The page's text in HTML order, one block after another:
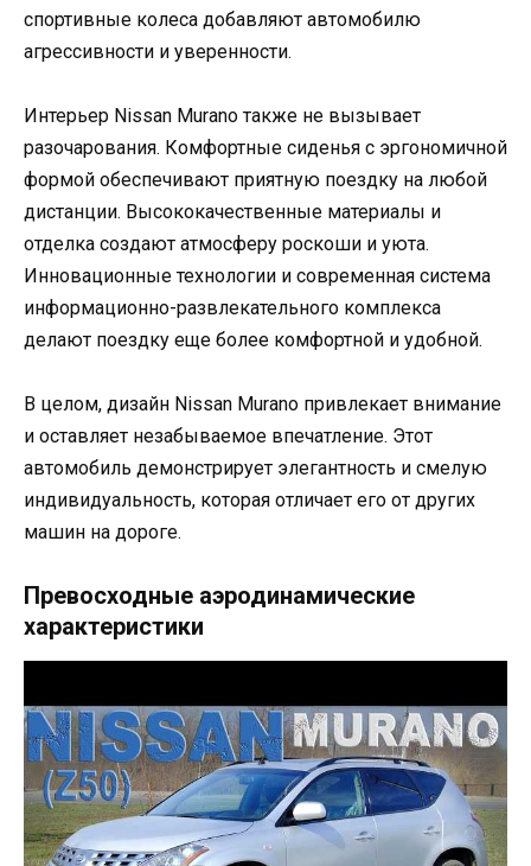
спортивные колеса добавляют автомобилю
агрессивности и уверенности.
Интерьер Nissan Murano также не вызывает
разочарования. Комфортные сиденья с эргономичной
формой обеспечивают приятную поездку на любой
дистанции. Высококачественные материалы и
отделка создают атмосферу роскоши и уюта.
Инновационные технологии и современная система
информационно-развлекательного комплекса
делают поездку еще более комфортной и удобной.
В целом, дизайн Nissan Murano привлекает внимание
и оставляет незабываемое впечатление. Этот
автомобиль демонстрирует элегантность и смелую
индивидуальность, которая отличает его от других
машин на дороге.
Превосходные аэродинамические
характеристики